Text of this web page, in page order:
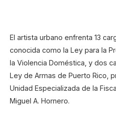
El artista urbano enfrenta 13
conocida como la Ley para la
la Violencia Doméstica, y dos
Ley de Armas de Puerto Rico,
Unidad Especializada de la
Miguel A. Hornero.